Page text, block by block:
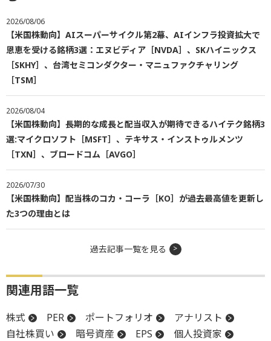
2026/08/06
【米国株動向】AIスーパーサイクル第2幕、AIインフラ投資拡大で
恩恵を受ける銘柄3選：エヌビディア［NVDA］、SKハイニックス
［SKHY］、台湾セミコンダクター・マニュファクチャリング
［TSM］
2026/08/04
【米国株動向】長期的な成長と配当収入が期待できるハイテク銘柄3
選:マイクロソフト［MSFT］、テキサス・インストゥルメンツ
［TXN］、ブロードコム［AVGO］
2026/07/30
【米国株動向】配当株のコカ・コーラ［KO］が過去最高値を更新し
た3つの理由とは
過去記事一覧を見る
関連用語一覧
株式 PER ポートフォリオ
アナリスト
自社株買い
暗号資産 EPS
個人投資家